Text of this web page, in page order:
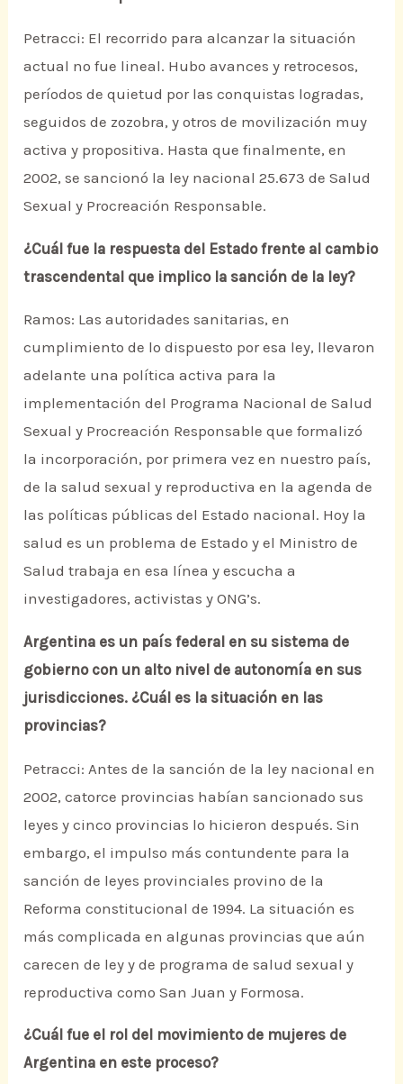
Petracci: El recorrido para alcanzar la situación
actual no fue lineal. Hubo avances y retrocesos,
períodos de quietud por las conquistas logradas,
seguidos de zozobra, y otros de movilización muy
activa y propositiva. Hasta que finalmente, en
2002, se sancionó la ley nacional 25.673 de Salud
Sexual y Procreación Responsable.
¿Cuál fue la respuesta del Estado frente al cambio
trascendental que implico la sanción de la ley?
Ramos: Las autoridades sanitarias, en
cumplimiento de lo dispuesto por esa ley, llevaron
adelante una política activa para la
implementación del Programa Nacional de Salud
Sexual y Procreación Responsable que formalizó
la incorporación, por primera vez en nuestro país,
de la salud sexual y reproductiva en la agenda de
las políticas públicas del Estado nacional. Hoy la
salud es un problema de Estado y el Ministro de
Salud trabaja en esa línea y escucha a
investigadores, activistas y ONG’s.
Argentina es un país federal en su sistema de
gobierno con un alto nivel de autonomía en sus
jurisdicciones. ¿Cuál es la situación en las
provincias?
Petracci: Antes de la sanción de la ley nacional en
2002, catorce provincias habían sancionado sus
leyes y cinco provincias lo hicieron después. Sin
embargo, el impulso más contundente para la
sanción de leyes provinciales provino de la
Reforma constitucional de 1994. La situación es
más complicada en algunas provincias que aún
carecen de ley y de programa de salud sexual y
reproductiva como San Juan y Formosa.
¿Cuál fue el rol del movimiento de mujeres de
Argentina en este proceso?